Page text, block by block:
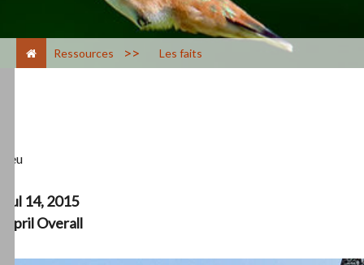
Ressources > Les faits
Jeu
Jul 14, 2015
April Overall